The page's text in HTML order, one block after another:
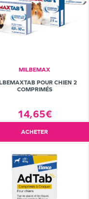
MILBEMAX
POUR CHIEN 2
COMPRIMÉS
14,65€
ACHETER